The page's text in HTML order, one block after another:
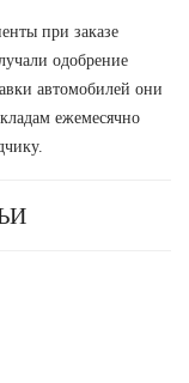
при заказе
одобрение
автомобилей они
ежемесячно